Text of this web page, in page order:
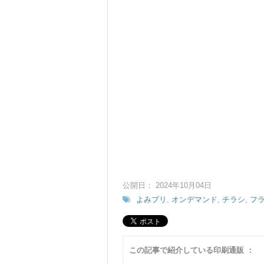
公開日： 2024年10月04日
よみプリ , オンデマンド,チラシ, フ
この記事で紹介している印刷通販 ：